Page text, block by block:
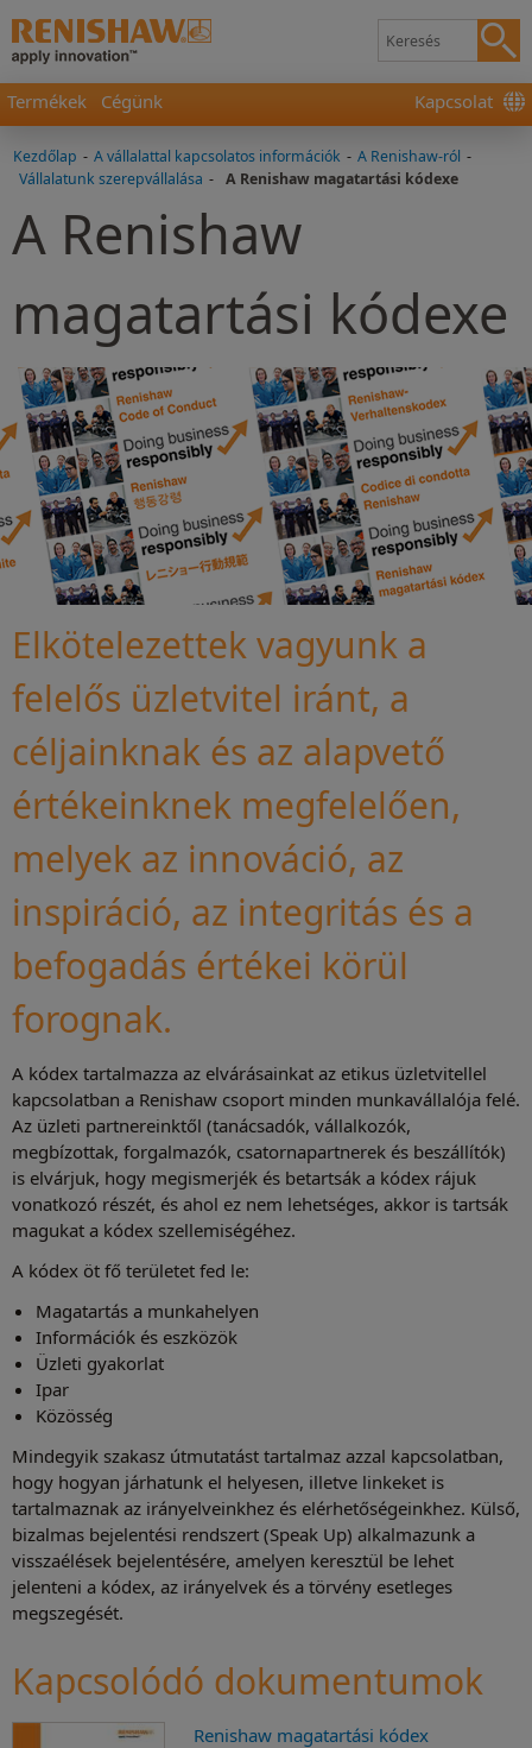
Termékek Cégünk Kapcsolat
Kezdőlap - A vállalattal kapcsolatos információk - A Renishaw-ról -
Vállalatunk szerepvállalása - A Renishaw magatartási kódexe
A Renishaw
magatartási kódexe
Elkötelezettek vagyunk a
felelős üzletvitel iránt, a
céljainknak és az alapvető
értékeinknek megfelelően,
melyek az innováció, az
inspiráció, az integritás és a
befogadás értékei körül
forognak.
A kódex tartalmazza az elvárásainkat az etikus üzletvitellel
kapcsolatban a Renishaw csoport minden munkavállalója felé.
Az üzleti partnereinktől (tanácsadók, vállalkozók,
megbízottak, forgalmazók, csatornapartnerek és beszállítók)
is elvárjuk, hogy megismerjék és betartsák a kódex rájuk
vonatkozó részét, és ahol ez nem lehetséges, akkor is tartsák
magukat a kódex szellemiségéhez.
A kódex öt fő területet fed le:
Magatartás a munkahelyen
Információk és eszközök
Üzleti gyakorlat
Ipar
Közösség
Mindegyik szakasz útmutatást tartalmaz azzal kapcsolatban,
hogy hogyan járhatunk el helyesen, illetve linkeket is
tartalmaznak az irányelveinkhez és elérhetőségeinkhez. Külső,
bizalmas bejelentési rendszert (Speak Up) alkalmazunk a
visszaélések bejelentésére, amelyen keresztül be lehet
jelenteni a kódex, az irányelvek és a törvény esetleges
megszegését.
Kapcsolódó dokumentumok
Renishaw magatartási kódex